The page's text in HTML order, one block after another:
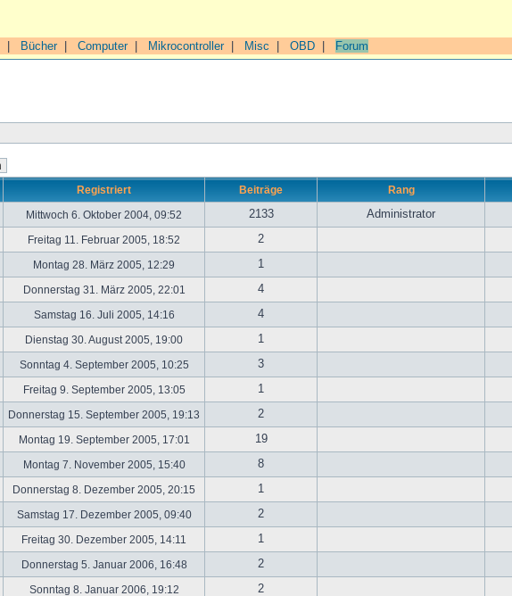
Bücher| Computer| Mikrocontroller| Misc OBD Forum
Registriert Beiträge Rang
Mittwoch 6. Oktober 2004, 09:52 2133
Administrator
Freitag 11. Februar 2005, 18:52
2
Montag 28. März 2005, 12:29
1
Donnerstag 31. März 2005, 22:01
4
Samstag 16. Juli 2005, 14:16
4
Dienstag 30. August 2005, 19:00
1
Sonntag 4. September 2005, 10:25
3
Freitag 9. September 2005, 13:05
1
Donnerstag 15. September 2005, 19:13
2
Montag 19. September 2005, 17:01
19
Montag 7. November 2005, 15:40
8
Donnerstag 8. Dezember 2005, 20:15
1
Samstag 17. Dezember 2005, 09:40
2
Freitag 30. Dezember 2005, 14:11
1
Donnerstag 5. Januar 2006, 16:48
2
Sonntag 8. Januar 2006, 19:12
2